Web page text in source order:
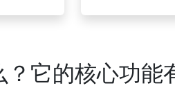
它的核心功能